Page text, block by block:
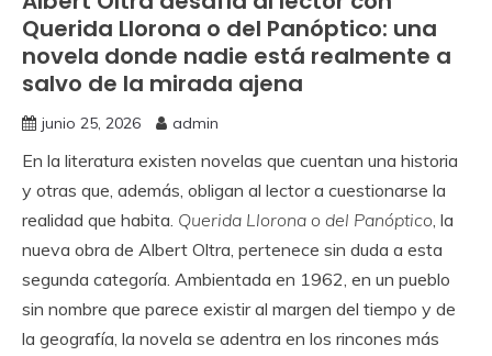
Querida Llorona o del Panóptico: una
novela donde nadie está realmente a
salvo de la mirada ajena
junio 25, 2026 admin
En la literatura existen novelas que cuentan una historia
y otras que, además, obligan al lector a cuestionarse la
realidad que habita. Querida Llorona o del Panóptico, la
nueva obra de Albert Oltra, pertenece sin duda a esta
segunda categoría. Ambientada en 1962, en un pueblo
sin nombre que parece existir al margen del tiempo y de
la geografía, la novela se adentra en los rincones más